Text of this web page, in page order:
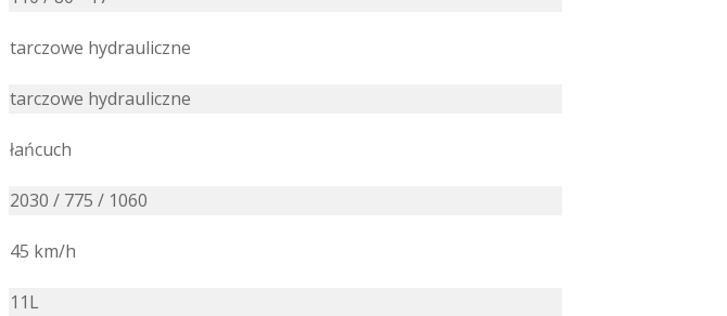
tarczowe hydrauliczne
tarczowe hydrauliczne
łańcuch
2030 / 775 / 1060
45 km/h
11L